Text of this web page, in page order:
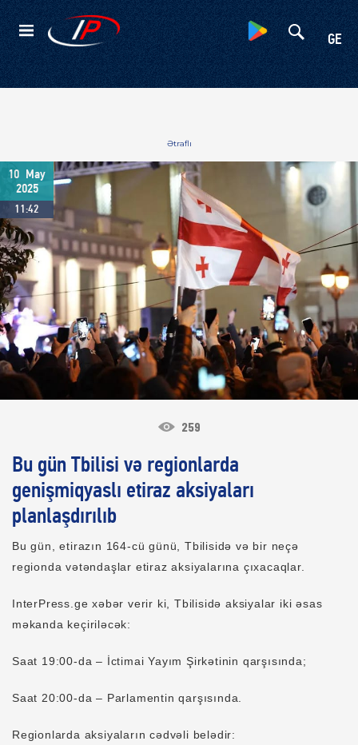
GE
Kateqoriyalar
Ətraflı
10
May
2025
11:42
259
Bu gün Tbilisi və regionlarda
genişmiqyaslı etiraz aksiyaları
planlaşdırılıb
Bu gün, etirazın 164-cü günü, Tbilisidə və bir neçə
regionda vətəndaşlar etiraz aksiyalarına çıxacaqlar.
InterPress.ge xəbər verir ki, Tbilisidə aksiyalar iki əsas
məkanda keçiriləcək:
Saat 19:00-da – İctimai Yayım Şirkətinin qarşısında;
Saat 20:00-da – Parlamentin qarşısında.
Regionlarda aksiyaların cədvəli belədir: